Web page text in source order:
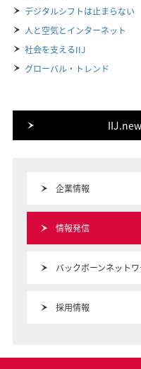
デジタルシフトは止まらない
人と空気とインターネット
社会を支えるIIJ
グローバル・トレンド
企業情報
情報発信
バックボーンネット
採用情報